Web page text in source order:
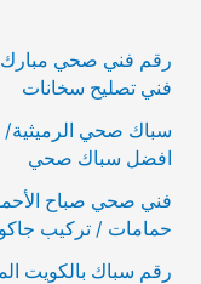
فني تصليح سخانات
افضل سباك صحي
حمامات / تركيب